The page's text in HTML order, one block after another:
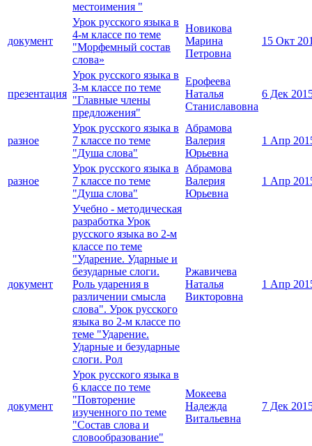
местоимения "
документ
Урок русского языка в
4-м классе по теме
"Морфемный состав
слова»
Новикова
Марина
Петровна
15 Окт
презентация
Урок русского языка в
3-м классе по теме
"Главные члены
предложения"
Ерофеева
Наталья
Станиславовна
6 Дек
разное
Урок русского языка в
7 классе по теме
"Душа слова"
Абрамова
Валерия
Юрьевна
1 Апр
разное
Урок русского языка в
7 классе по теме
"Душа слова"
Абрамова
Валерия
Юрьевна
1 Апр
документ
Учебно - методическая
разработка Урок
русского языка во 2-м
классе по теме
"Ударение. Ударные и
безударные слоги.
Роль ударения в
различении смысла
слова". Урок русского
языка во 2-м классе по
теме "Ударение.
Ударные и безударные
слоги. Рол
Ржавичева
Наталья
Викторовна
1 Апр
документ
Урок русского языка в
6 классе по теме
"Повторение
изученного по теме
"Состав слова и
словообразование"
Мокеева
Надежда
Витальевна
7 Дек